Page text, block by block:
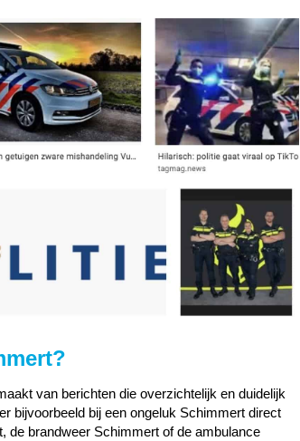
van berichten die overzichtelijk en duidelijk
bijvoorbeeld bij een ongeluk Schimmert direct
de brandweer Schimmert of de ambulance